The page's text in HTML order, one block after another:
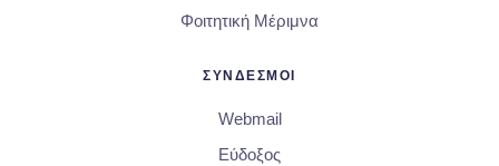
Φοιτητική Μέριμνα
ΣΥΝΔΕΣΜΟΙ
Webmail
Εύδοξος